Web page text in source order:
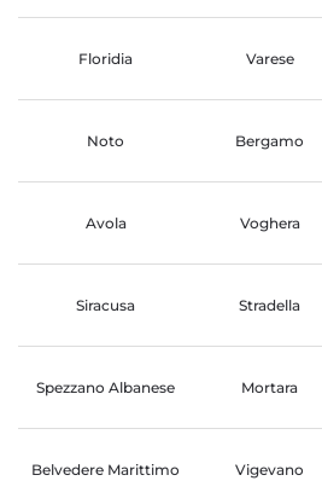
Floridia Varese
Noto Bergamo
Avola Voghera
Siracusa Stradella
Spezzano Albanese Mortara
Belvedere Marittimo Vigevano